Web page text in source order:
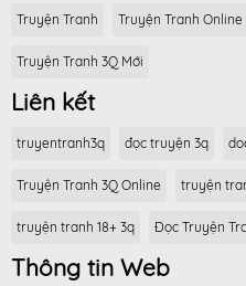
Truyện Tranh Truyện Tranh Online
Truyện Tranh 3Q Mới
Liên kết
truyentranh3q đọc truyện 3q
Truyện Tranh 3Q Online truyện
truyện tranh 18+ 3q Đọc Truyện
Thông tin Web